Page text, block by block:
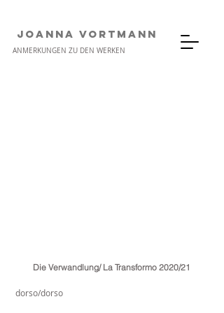
JOANNA VORTMANN
ANMERKUNGEN ZU DEN WERKEN
Die Verwandlung/ La Transformo 2020/21
dorso/dorso